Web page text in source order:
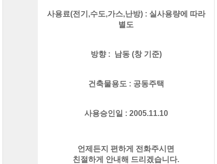
사용료(전기,수도,가스,난방) : 실사용량에 따라
별도
방향 : 남동 (창 기준)
건축물용도 : 공동주택
사용승인일 : 2005.11.10
언제든지 편하게 전화주시면
친절하게 안내해 드리겠습니다.